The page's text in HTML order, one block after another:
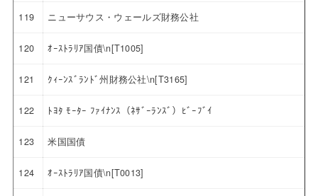
119 ニューサウス・ウェールズ財務公社
120 ｵｰｽﾄﾗﾘｱ国債\n[T1005]
121 ｸｨｰﾝｽﾞﾗﾝﾄﾞ州財務公社\n[T3165]
122 ﾄﾖﾀ ﾓｰﾀｰ ﾌｧｲﾅﾝｽ（ﾈｻﾞｰﾗﾝｽﾞ）ﾋﾞｰﾌﾞｲ
123 米国国債
124 ｵｰｽﾄﾗﾘｱ国債\n[T0013]